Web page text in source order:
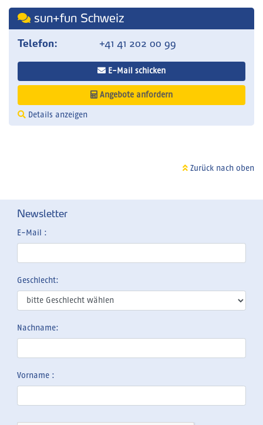
sun+fun Schweiz
Telefon: +41 41 202 00 99
E-Mail schicken
Angebote anfordern
Details anzeigen
Zurück nach oben
Newsletter
E-Mail :
Geschlecht:
Nachname:
Vorname :